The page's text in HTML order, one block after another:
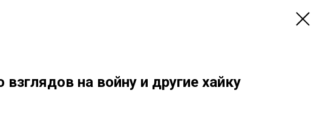
на войну и другие хайку